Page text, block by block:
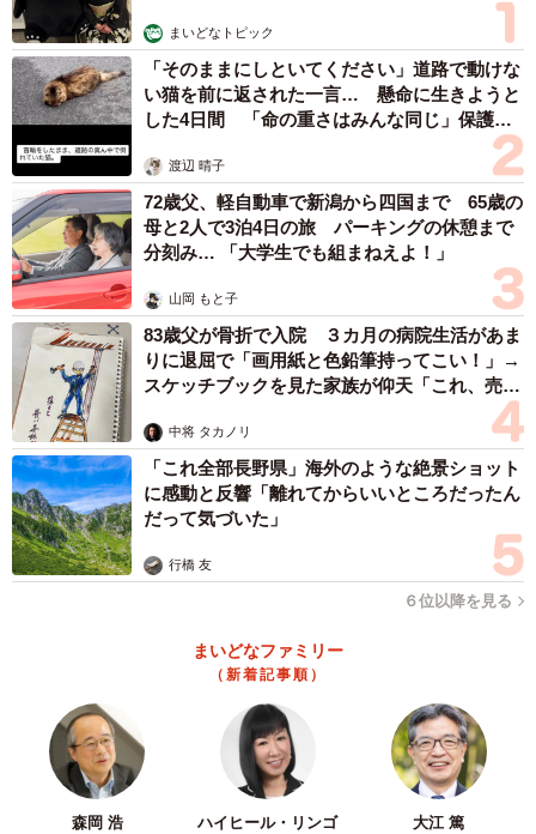
──愛車と向き合う時間はどう過ごしたいか。
「私のGB250は、私が中学生のときに仕事中の事故で亡
くなった父が遺したバイクです。高1で二輪免許を取得して
しばらく新車のバイクに乗っていましたが、大学生のとき
に父の知り合いのバイク仲間の方を通じて、整備してもら
い、乗り続けています。一度はエンジンが故障しました
が、オークションで他のエンジンを見つけて載せ替えし、
乗り続けているくらい大切な相棒です。そんな愛車と過ご
すときは、父と共に走っているように感じています。『ま
だまだヘタクソだなあ』と父に笑われてるみたいで。だか
ら、愛車と向き合う時間は、誰にも邪魔されたくない、亡
き父と向き合える唯一の時間だと感じています」
まいどなトピック
「そのままにしといてください」道路で動けな
い猫を前に返された一言… 懸命に生きようと
した4日間 「命の重さはみんな同じ」保護団
渡辺 晴子
72歳父、軽自動車で新潟から四国まで 65歳の
母と2人で3泊4日の旅 パーキングの休憩まで
分刻み… 「大学生でも組まねえよ！」
山岡 もと子
83歳父が骨折で入院 ３カ月の病院生活があま
りに退屈で「画用紙と色鉛筆持ってこい！」→
スケッチブックを見た家族が仰天「これ、売れ
中将 タカノリ
「これ全部長野県」海外のような絶景ショット
に感動と反響「離れてからいいところだったん
だって気づいた」
行橋 友
６位以降を見る
まいどなファミリー
（新着記事順）
森岡 浩 ハイヒール・リンゴ 大江 篤